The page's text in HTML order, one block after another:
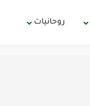
روحانيات